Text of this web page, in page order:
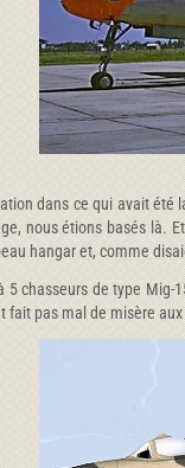
dans ce qui avait
nous étions basés là.
hangar et, comme
chasseurs de type
pas mal de misère